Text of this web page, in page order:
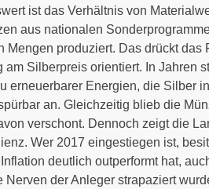
ist das Verhältnis von
aus nationalen
Mengen produziert. Das drückt das
am Silberpreis orientiert. In Jahren
erneuerbarer Energien, die Silber
an. Gleichzeitig blieb die
verschont. Dennoch zeigt die
Wer 2017 eingestiegen ist,
deutlich outperformt hat,
Nerven der Anleger strapaziert